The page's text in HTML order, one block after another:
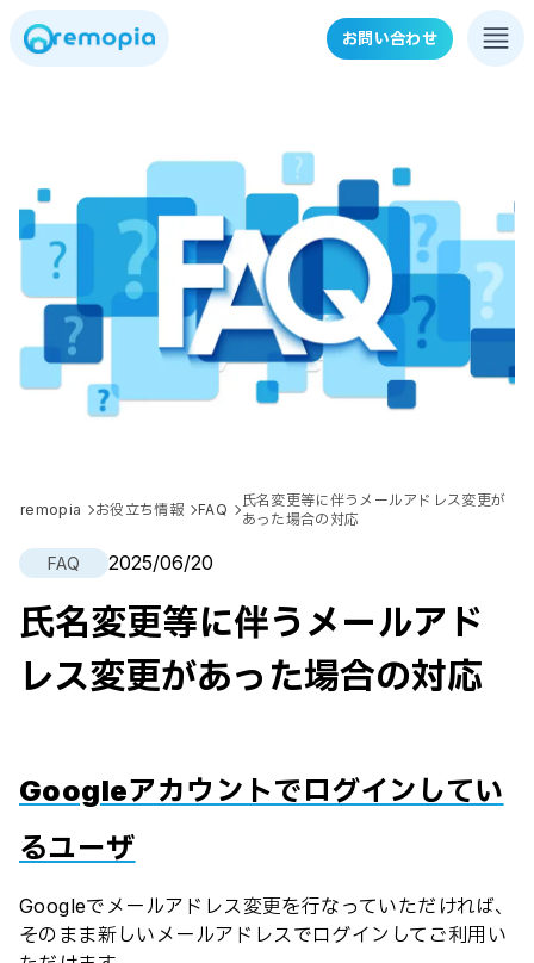
お問い合わせ
remopia お役立ち情報 FAQ
氏名変更等に伴うメールアドレス変更が
あった場合の対応
FAQ 2025/06/20
氏名変更等に伴うメールアド
レス変更があった場合の対応
Googleアカウントでログインしてい
るユーザ
Googleでメールアドレス変更を行なっていただければ、
そのまま新しいメールアドレスでログインしてご利用い